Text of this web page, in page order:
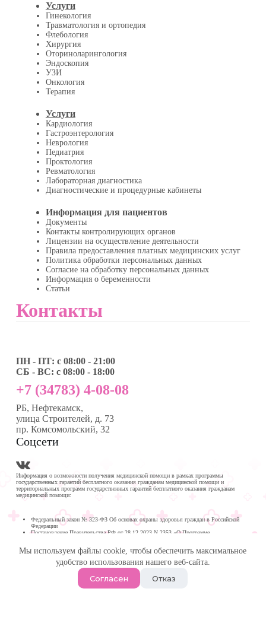
Мы используем файлы cookie, чтобы обеспечить максимальное
удобство использования нашего веб-сайта.
Согласен Отказ
Услуги
Гинекология
Травматология и ортопедия
Флебология
Хирургия
Оториноларингология
Эндоскопия
УЗИ
Онкология
Терапия
Услуги
Кардиология
Гастроэнтерология
Неврология
Педиатрия
Проктология
Ревматология
Лабораторная диагностика
Диагностические и процедурные кабинеты
Информация для пациентов
Документы
Контакты контролирующих органов
Лицензии на осуществление деятельности
Правила предоставления платных медицинских услуг
Политика обработки персональных данных
Согласие на обработку персональных данных
Информация о беременности
Статьи
Контакты
ПН - ПТ: с 08:00 - 21:00
СБ - ВС: с 08:00 - 18:00
+7 (34783) 4-08-08
РБ, Нефтекамск,
улица Строителей, д. 73
пр. Комсомольский, 32
Соцсети
Информация о возможности получения медицинской помощи в рамках программы
государственных гарантий бесплатного оказания гражданам медицинской помощи и
территориальных программ государственных гарантий бесплатного оказания гражданам
медицинской помощи:
Федеральный закон № 323-ФЗ Об основах охраны здоровья граждан в Российской
Федерации
Постановление Правительства РФ от 28.12.2023 N 2353 «О Программе
Программа государственных гарантий бесплатного оказания гражданам медицинской
Республике Башкортостан на 2024 год и на плановый период 2025 и 2026 годов
Медика Плюс
| Многопрофильная клиника в